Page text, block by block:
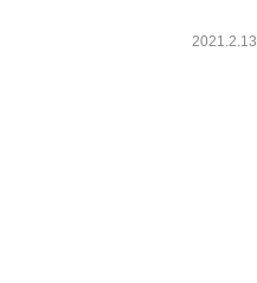
2021.2.13